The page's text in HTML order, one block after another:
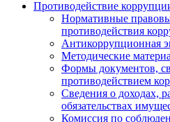
Противодействие
Нормативные
противодействия
Антикоррупционная
Методические
Формы документов,
противодействием
Сведения о доходах,
обязательствах
Комиссия по